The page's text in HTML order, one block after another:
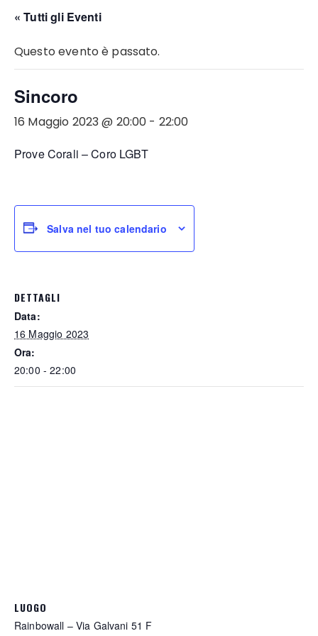
« Tutti gli Eventi
Questo evento è passato.
Sincoro
16 Maggio 2023 @ 20:00 - 22:00
Prove Corali – Coro LGBT
Salva nel tuo calendario
DETTAGLI
Data:
16 Maggio 2023
Ora:
20:00 - 22:00
LUOGO
Rainbowall – Via Galvani 51 F